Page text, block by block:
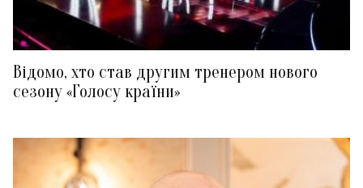
Відомо, хто став другим тренером нового
сезону «Голосу країни»